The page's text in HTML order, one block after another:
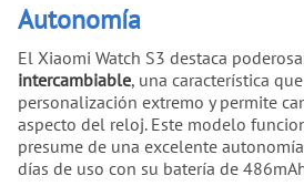
Autonomía
El Xiaomi Watch S3 destaca
intercambiable, una característica
personalización extremo y permite
aspecto del reloj. Este modelo
presume de una excelente
días de uso con su batería de